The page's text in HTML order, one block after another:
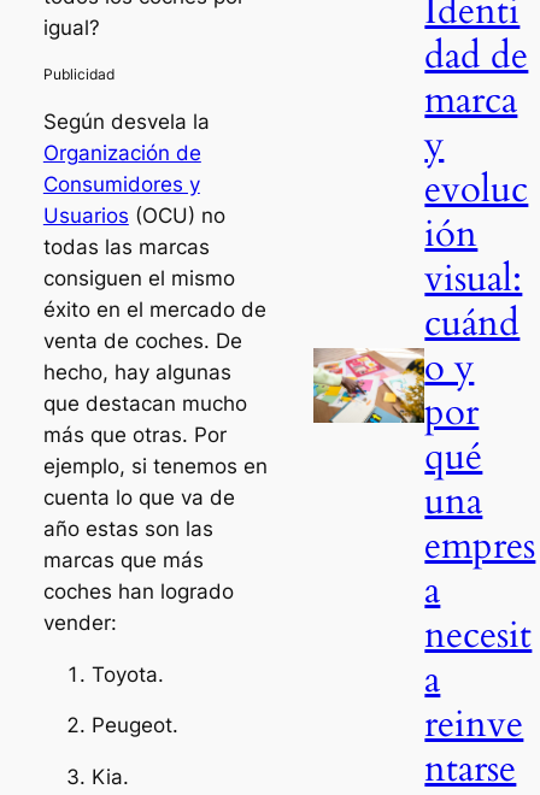
igual?
Según desvela la
Organización de
Consumidores y
Usuarios (OCU) no
todas las marcas
consiguen el mismo
éxito en el mercado de
venta de coches. De
hecho, hay algunas
que destacan mucho
más que otras. Por
ejemplo, si tenemos en
cuenta lo que va de
año estas son las
marcas que más
coches han logrado
vender:
Toyota.
Peugeot.
Kia.
Identi
dad de
marca
y
evoluc
ión
visual:
cuánd
o y
por
qué
una
empres
a
necesit
a
reinve
ntarse